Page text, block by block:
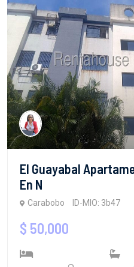
El Guayabal
En N
Carabobo ID-MIO: 3b47
$ 50,000